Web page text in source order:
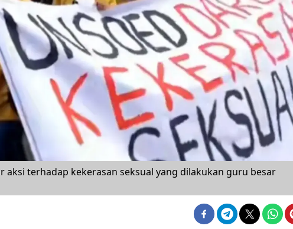
aksi terhadap kekerasan seksual yang dilakukan guru besar